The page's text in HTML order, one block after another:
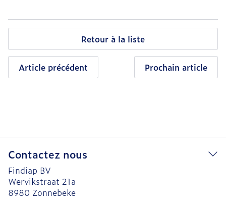
Retour à la liste
Article précédent Prochain article
Contactez nous
Findiap BV
Wervikstraat 21a
8980 Zonnebeke